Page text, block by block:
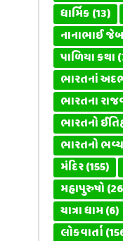
ધાર્મિક(13)
નાનાભાઈ
પાળિયા કથા
ભારતનાં
ભારતના
ભારતનો
ભારતનો
મંદિર(155)
મહાપુરુષો
યાત્રા ધામ(6)
લોકવાર્તા